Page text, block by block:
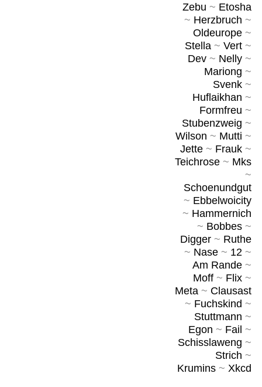
Zebu ~ Etosha
~ Herzbruch ~
Oldeurope~
Stella~ Vert~
Dev~ Nelly~
Mariong ~
Svenk~
Huflaikhan ~
Formfreu ~
Stubenzweig ~
Wilson ~ Mutti ~
Jette~ Frauk~
Teichrose~ Mks
~
Schoenundgut
~ Ebbelwoicity
~ Hammernich
~ Bobbes~
Digger~ Ruthe
~ Nase~ 12~
Am Rande~
Moff~ Flix~
Meta~ Clausast
~ Fuchskind ~
Stuttmann ~
Egon ~ Fail ~
Schisslaweng ~
Strich ~
Krumins~ Xkcd